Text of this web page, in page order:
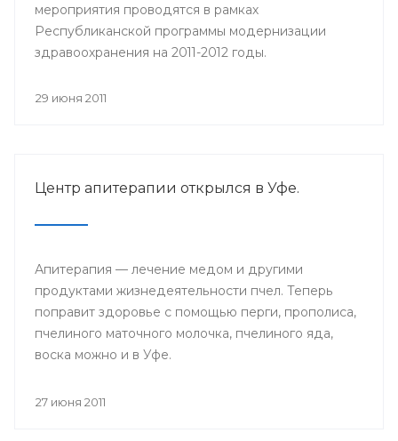
мероприятия проводятся в рамках
Республиканской программы модернизации
здравоохранения на 2011-2012 годы.
29 июня 2011
Центр апитерапии открылся в Уфе.
Апитерапия — лечение медом и другими
продуктами жизнедеятельности пчел. Теперь
поправит здоровье с помощью перги, прополиса,
пчелиного маточного молочка, пчелиного яда,
воска можно и в Уфе.
27 июня 2011